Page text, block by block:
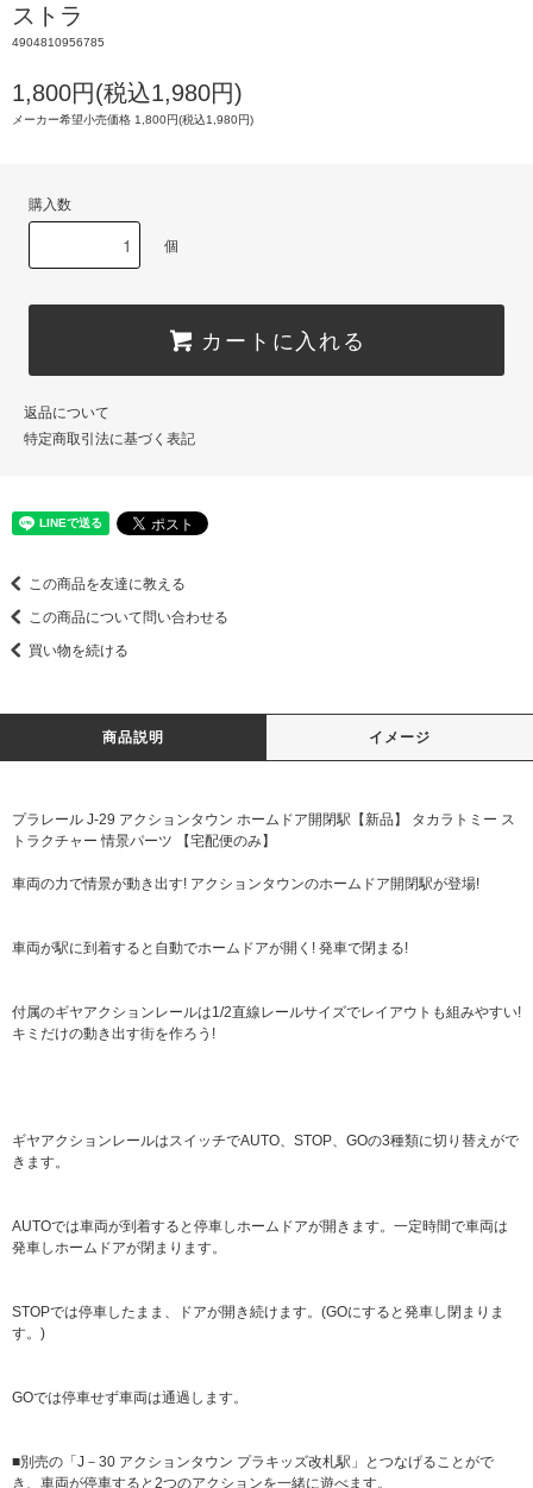
ストラ
4904810956785
1,800円(税込1,980円)
メーカー希望小売価格 1,800円(税込1,980円)
購入数
個
カートに入れる
返品について
特定商取引法に基づく表記
この商品を友達に教える
この商品について問い合わせる
買い物を続ける
商品説明 イメージ
プラレール J-29 アクションタウン ホームドア開閉駅【新品】 タカラトミー ス
トラクチャー 情景パーツ 【宅配便のみ】
車両の力で情景が動き出す! アクションタウンのホームドア開閉駅が登場!
車両が駅に到着すると自動でホームドアが開く! 発車で閉まる!
付属のギヤアクションレールは1/2直線レールサイズでレイアウトも組みやすい!
キミだけの動き出す街を作ろう!
ギヤアクションレールはスイッチでAUTO、STOP、GOの3種類に切り替えがで
きます。
AUTOでは車両が到着すると停車しホームドアが開きます。一定時間で車両は
発車しホームドアが閉まります。
STOPでは停車したまま、ドアが開き続けます。(GOにすると発車し閉まりま
す。)
GOでは停車せず車両は通過します。
■別売の「J－30 アクションタウン プラキッズ改札駅」とつなげることがで
き、車両が停車すると2つのアクションを一緒に遊べます。